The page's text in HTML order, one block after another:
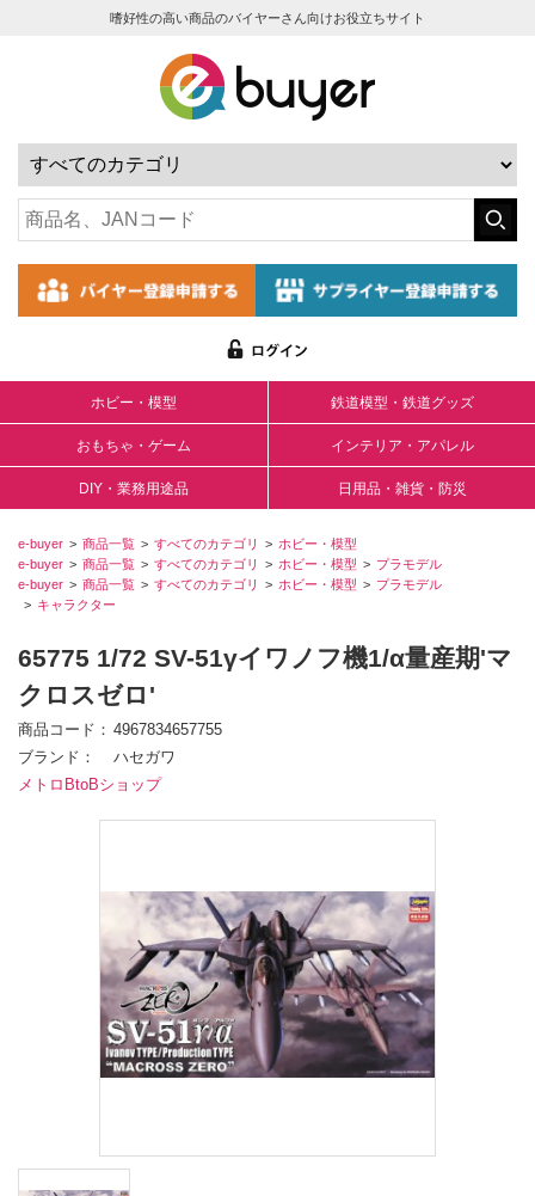
嗜好性の高い商品のバイヤーさん向けお役立ちサイト
ホビー・模型 鉄道模型・鉄道グッズ
おもちゃ・ゲーム インテリア・アパレル
DIY・業務用途品 日用品・雑貨・防災
e-buyer 商品一覧 すべてのカテゴリ
ホビー・模型
e-buyer
商品一覧 すべてのカテゴリ ホビー・模型
プラモデル
e-buyer
商品一覧 すべてのカテゴリ ホビー・模型
プラモデル
キャラクター
65775 1/72 SV-51γイワノフ機1/α量産期'マ
クロスゼロ'
商品コード
4967834657755
ブランド
ハセガワ
メトロBtoBショップ